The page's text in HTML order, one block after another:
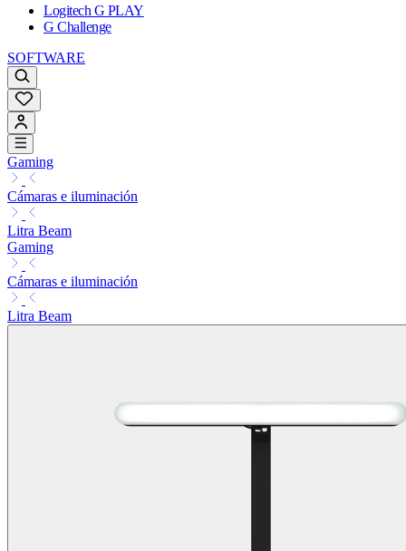
Logitech G PLAY
G Challenge
SOFTWARE
Gaming
Cámaras e iluminación
Litra Beam
Gaming
Cámaras e iluminación
Litra Beam